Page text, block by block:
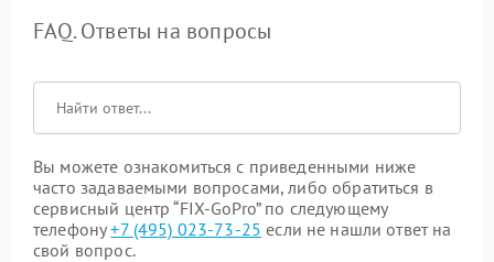
FAQ. Ответы на вопросы
Вы можете ознакомиться с приведенными ниже
часто задаваемыми вопросами, либо обратиться в
сервисный центр “FIX-GoPro” по следующему
телефону+7 (495) 023-73-25 если не нашли ответ на
свой вопрос.